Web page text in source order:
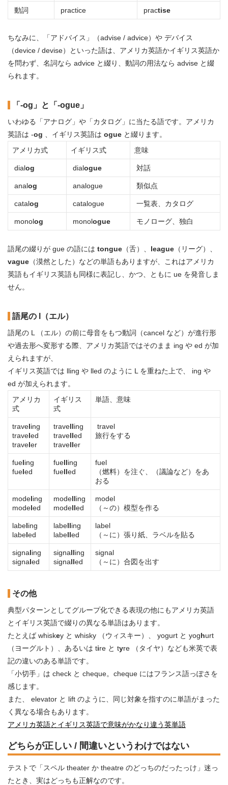
動詞 practice practise
ちなみに、「アドバイス」（advise / advice）や デバイス
（device / devise）といった語は、アメリカ英語かイギリス英語か
を問わず、名詞なら advice と綴り、動詞の用法なら advise と綴
られます。
「-og」と「-ogue」
いわゆる「アナログ」や「カタログ」に当たる語です。アメリカ
英語は -og 、イギリス英語は ogue と綴ります。
アメリカ式
イギリス式 意味
dialog dialogue 対話
analog analogue 類似点
catalog catalogue 一覧表、カタログ
monolog monologue モノローグ、独白
語尾の綴りが gue の語には tongue （舌）、 league （リーグ）、
vague （漠然とした）などの単語もありますが、これはアメリカ
英語もイギリス英語も同様に表記し、かつ、ともに ue を発音しま
せん。
語尾の l（エル）
語尾の L （エル）の前に母音をもつ動詞（cancel など）が進行形
や過去形へ変形する際、アメリカ英語ではそのまま ing や ed が加
えられますが、
イギリス英語では lling や lled のように L を重ねた上で、 ing や
ed が加えられます。
アメリカ
式
イギリス
式
単語、意味
traveling
traveled
traveler
travelling
travelled
traveller
travel
旅行をする
fueling
fueled
fuelling
fuelled
fuel
（燃料）を注ぐ、（議論など）をあ
おる
modeling
modeled
modelling
modelled
model
（～の）模型を作る
labeling
labeled
labelling
labelled
label
（～に）張り紙、ラベルを貼る
signaling
signaled
signalling
signalled
signal
（～に）合図を出す
その他
典型パターンとしてグループ化できる表現の他にもアメリカ英語
とイギリス英語で綴りの異なる単語はあります。
たとえば whiskey と whisky （ウィスキー）、 yogurt と yoghurt
（ヨーグルト）、あるいは tire と tyre （タイヤ）なども米英で表
記の違いのある単語です。
「小切手」は check と cheque。cheque にはフランス語っぽさを
感じます。
また、 elevator と lift のように、同じ対象を指すのに単語がまった
く異なる場合もあります。
アメリカ英語とイギリス英語で意味がかなり違う英単語
どちらが正しい / 間違いというわけではない
テストで「スペル theater か theatre のどっちのだったっけ」迷っ
たとき、実はどっちも正解なのです。